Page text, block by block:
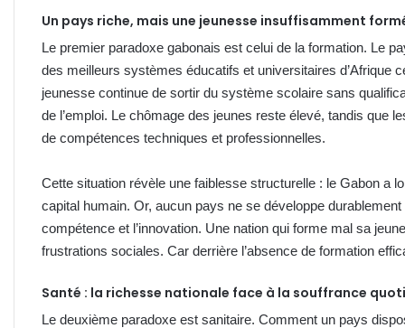
Un pays riche, mais une jeunesse insuffisamment
Le premier paradoxe gabonais est celui de la formation. Le
des meilleurs systèmes éducatifs et universitaires d’Afrique
jeunesse continue de sortir du système scolaire sans
de l’emploi. Le chômage des jeunes reste élevé, tandis que
de compétences techniques et professionnelles.
Cette situation révèle une faiblesse structurelle : le Gabon a
capital humain. Or, aucun pays ne se développe
compétence et l’innovation. Une nation qui forme mal sa
frustrations sociales. Car derrière l’absence de formation
Santé : la richesse nationale face à la souffrance
Le deuxième paradoxe est sanitaire. Comment un pays